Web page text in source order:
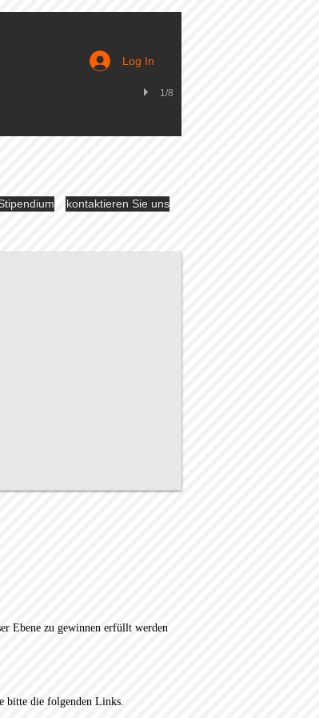
1/8
Log In
kontaktieren Sie uns
Ebene zu gewinnen erfüllt werden
bitte die folgenden Links.